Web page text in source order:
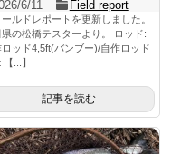
6/11 Field report
ールドレポートを更新しました。
県の松橋テスターより。 ロッド:
ロッド4,5ft(バンブー)/自作ロッド
...】
記事を読む